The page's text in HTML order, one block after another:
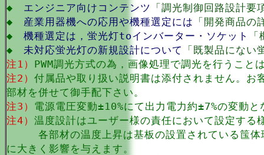
◆ エンジニア向けコンテンツ
「調光制御回路設計要
◆ 産業用器機への応用や機種選定には 「開発商品の
◆ 機種選定は，蛍光灯toインバーター・ソケット
◆ 未対応蛍光灯の新規設計について
「既製品にな
注1） PWM調光方式の為，画像処理で調光を行うこと
注2） 付属品や取り扱い説明書は添付されません。お
部材を併せて御手配下さい。
注3） 電源電圧変動±10%にて出力電力約±7%の変動と
注4） 温度設計はユーザー様の責任において設定する
各部材の温度上昇は基板の設置されている筺体
に大きく影響を与えます。